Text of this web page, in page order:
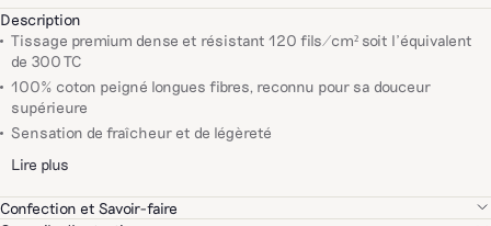
Description
Tissage premium dense et résistant 120 fils/cm² soit l'équivalent
de 300 TC
100% coton peigné longues fibres, reconnu pour sa douceur
supérieure
Sensation de fraîcheur et de légèreté
Lire plus
Confection et Savoir-faire